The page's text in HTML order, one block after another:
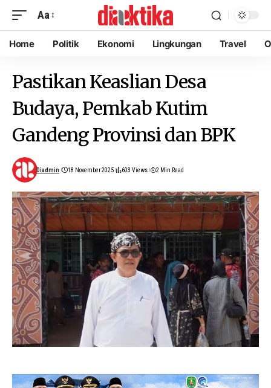
Aa
Home Politik Ekonomi Lingkungan Travel
Pastikan Keaslian Desa
Budaya, Pemkab Kutim
Gandeng Provinsi dan BPK
Diadmin 18 November 2025 603 Views 2 Min Read